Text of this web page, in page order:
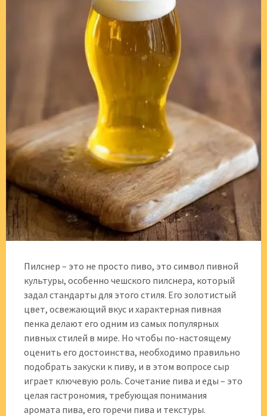
Пилснер – это не просто пиво, это символ пивной
культуры, особенно чешского пилснера, который
задал стандарты для этого стиля. Его золотистый
цвет, освежающий вкус и характерная пивная
пенка делают его одним из самых популярных
пивных стилей в мире. Но чтобы по-настоящему
оценить его достоинства, необходимо правильно
подобрать закуски к пиву, и в этом вопросе сыр
играет ключевую роль. Сочетание пива и еды – это
целая гастрономия, требующая понимания
аромата пива, его горечи пива и текстуры.